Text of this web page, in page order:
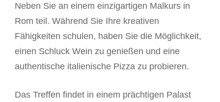
Neben Sie an einem einzigartigen Malkurs in
Rom teil. Während Sie Ihre kreativen
Fähigkeiten schulen, haben Sie die Möglichkeit,
einen Schluck Wein zu genießen und eine
authentische italienische Pizza zu probieren.
Das Treffen findet in einem prächtigen Palast